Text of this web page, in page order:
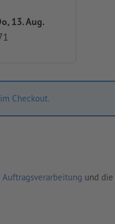
13. Aug.
Checkout.
und die